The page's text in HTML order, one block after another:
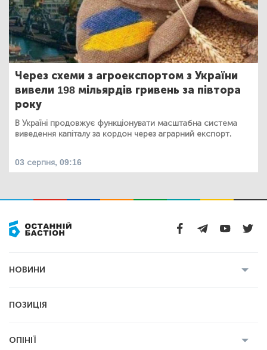
Через схеми з агроекспортом з України
вивели 198 мільярдів гривень за півтора
року
В Україні продовжує функціонувати масштабна система
виведення капіталу за кордон через аграрний експорт.
03 серпня, 09:16
НОВИНИ
Економіка
ПОЗИЦІЯ
ОПІНІЇ